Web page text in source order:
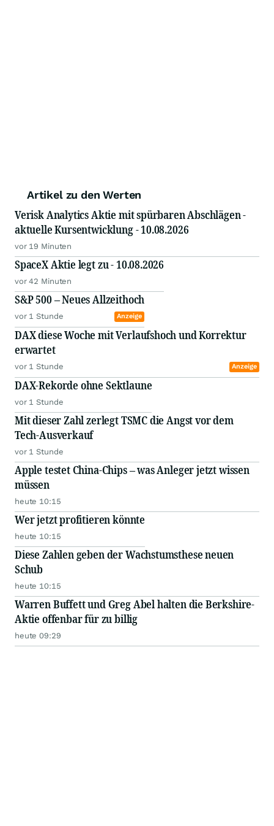
Artikel zu den Werten
Verisk Analytics Aktie mit spürbaren Abschlägen -
aktuelle Kursentwicklung - 10.08.2026
vor 19 Minuten
SpaceX Aktie legt zu - 10.08.2026
vor 42 Minuten
S&P 500 – Neues Allzeithoch
vor 1 Stunde Anzeige
DAX diese Woche mit Verlaufshoch und Korrektur
erwartet
vor 1 Stunde Anzeige
DAX-Rekorde ohne Sektlaune
vor 1 Stunde
Mit dieser Zahl zerlegt TSMC die Angst vor dem
Tech-Ausverkauf
vor 1 Stunde
Apple testet China-Chips – was Anleger jetzt wissen
müssen
heute 10:15
Wer jetzt profitieren könnte
heute 10:15
Diese Zahlen geben der Wachstumsthese neuen
Schub
heute 10:15
Warren Buffett und Greg Abel halten die Berkshire-
Aktie offenbar für zu billig
heute 09:29